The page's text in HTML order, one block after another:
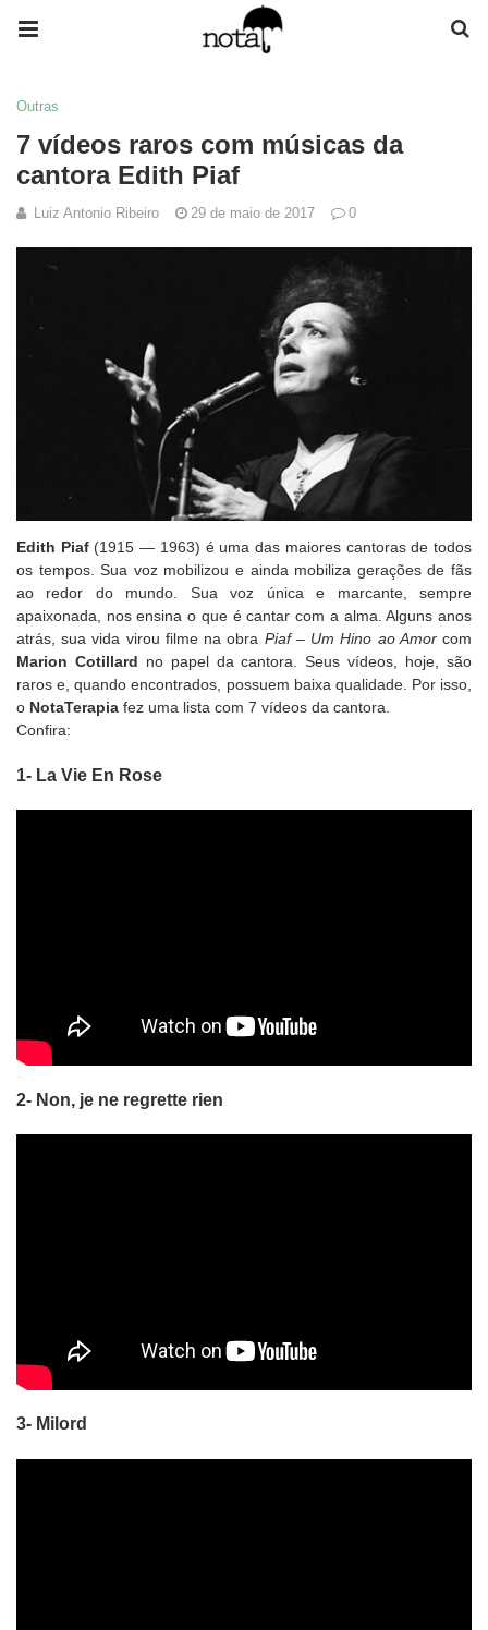
Outras
7 vídeos raros com músicas da
cantora Edith Piaf
Luiz Antonio Ribeiro 29 de maio de 2017 0
Edith Piaf(1915 — 1963) é uma das maiores cantoras de todos
os tempos. Sua voz mobilizou e ainda mobiliza gerações de fãs
ao redor do mundo. Sua voz única e marcante, sempre
apaixonada, nos ensina o que é cantar com a alma. Alguns anos
atrás, sua vida virou filme na obra Piaf – Um Hino ao Amorcom
Marion Cotillard no papel da cantora. Seus vídeos, hoje, são
raros e, quando encontrados, possuem baixa qualidade. Por isso,
o NotaTerapia fez uma lista com 7 vídeos da cantora.
Confira:
1- La Vie En Rose
2- Non, je ne regrette rien
3- Milord